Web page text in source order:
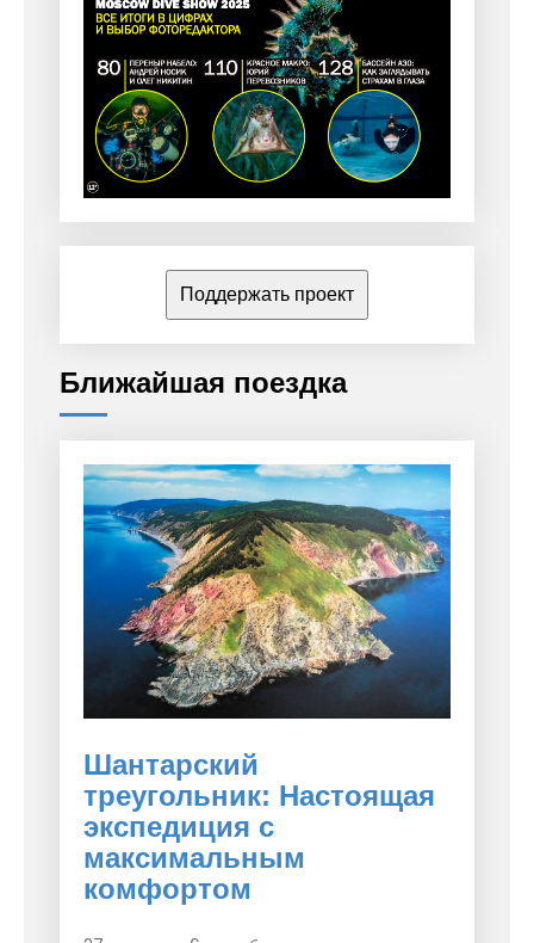
Поддержать проект
Ближайшая поездка
Шантарский
треугольник: Настоящая
экспедиция с
максимальным
комфортом